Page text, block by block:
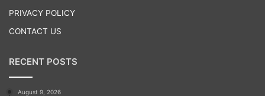
PRIVACY POLICY
CONTACT US
RECENT POSTS
August 9, 2026